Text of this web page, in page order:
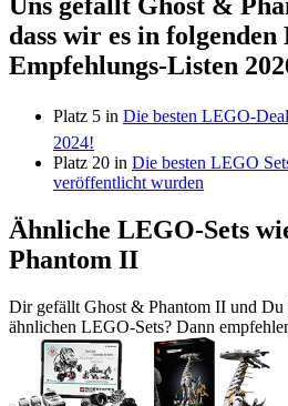
dass wir es in
Empfehlungs-Listen
Platz 5 in Die besten LEGO-
2024!
Platz 20 in Die besten LEGO
veröffentlicht wurden
Ähnliche LEGO-Sets
Phantom II
Dir gefällt Ghost & Phantom II und Du
ähnlichen LEGO-Sets? Dann